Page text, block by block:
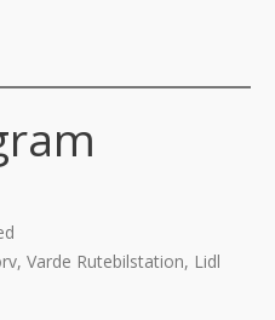
Varde Rutebilstation, Lidl